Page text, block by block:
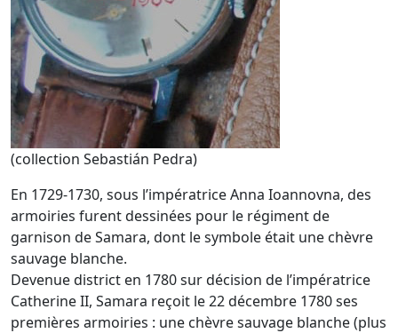
(collection Sebastián Pedra)
En 1729-1730, sous l’impératrice Anna Ioannovna, des
armoiries furent dessinées pour le régiment de
garnison de Samara, dont le symbole était une chèvre
sauvage blanche.
Devenue district en 1780 sur décision de l’impératrice
Catherine II, Samara reçoit le 22 décembre 1780 ses
premières armoiries : une chèvre sauvage blanche (plus